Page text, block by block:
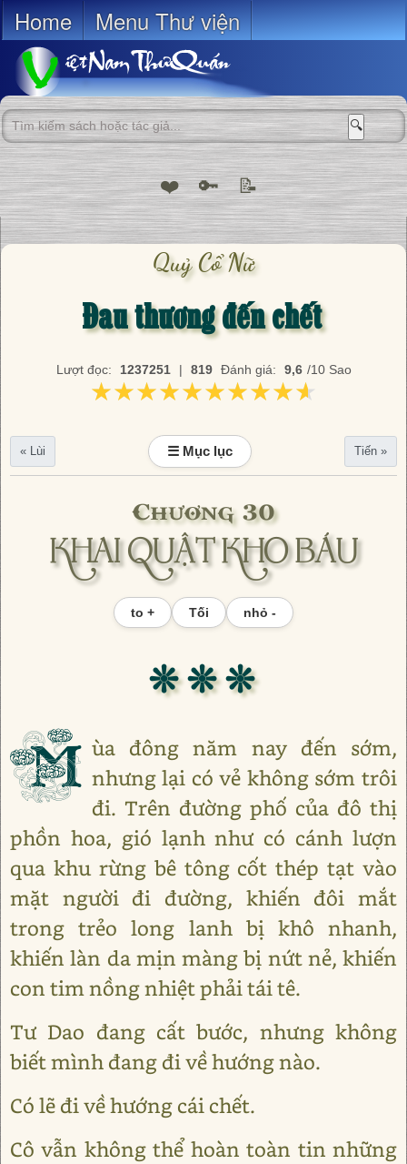
Home Menu Thư viện
🔍
❤️ 🔑 📝
Quỷ Cổ Nữ
Đau thương đến chết
Lượt đọc: 1237251 | 819 Đánh giá: 9,6 /10 Sao
★★★★★★★★★★
★★★★★★★★★★
« Lùi ☰ Mục lục Tiến »
Chương 30
KHAI QUẬT KHO BÁU
to + Tối nhỏ -
❊ ❊ ❊
M ùa đông năm nay đến sớm,
nhưng lại có vẻ không sớm trôi
đi. Trên đường phố của đô thị
phồn hoa, gió lạnh như có cánh lượn
qua khu rừng bê tông cốt thép tạt vào
mặt người đi đường, khiến đôi mắt
trong trẻo long lanh bị khô nhanh,
khiến làn da mịn màng bị nứt nẻ, khiến
con tim nồng nhiệt phải tái tê.
Tư Dao đang cất bước, nhưng không
biết mình đang đi về hướng nào.
Có lẽ đi về hướng cái chết.
Cô vẫn không thể hoàn toàn tin những